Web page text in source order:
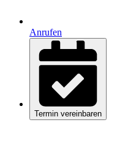
Anrufen
Termin vereinbaren